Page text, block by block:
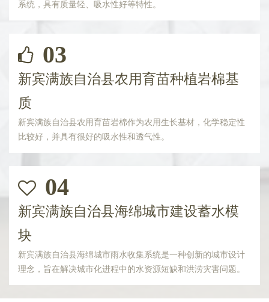
系统，具有质量轻、吸水性好等特性。
03
新宾满族自治县农用育苗种植岩棉基
质
新宾满族自治县农用育苗岩棉作为农用生长基材，化学稳定性
比较好，并具有很好的吸水性和透气性。
04
新宾满族自治县海绵城市建设蓄水模
块
新宾满族自治县海绵城市雨水收集系统是一种创新的城市设计
理念，旨在解决城市化进程中的水资源短缺和洪涝灾害问题。